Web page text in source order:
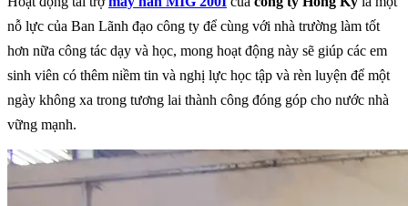
nỗ lực của Ban Lãnh đạo công ty để cùng với nhà trường làm tốt
hơn nữa công tác dạy và học, mong hoạt động này sẽ giúp các em
sinh viên có thêm niềm tin và nghị lực học tập và rèn luyện để một
ngày không xa trong tương lai thành công đóng góp cho nước nhà
vững mạnh.